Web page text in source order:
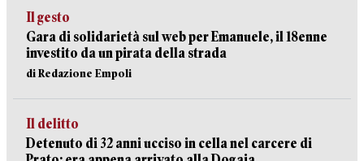
Il gesto
Gara di solidarietà sul web per Emanuele, il 18enne
investito da un pirata della strada
di Redazione Empoli
Il delitto
Detenuto di 32 anni ucciso in cella nel carcere di